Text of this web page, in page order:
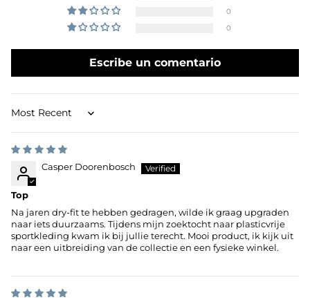
0
0
Escribe un comentario
Sort by
Casper Doorenbosch
Top
Na jaren dry-fit te hebben gedragen, wilde ik graag upgraden
naar iets duurzaams. Tijdens mijn zoektocht naar plasticvrije
sportkleding kwam ik bij jullie terecht. Mooi product, ik kijk uit
naar een uitbreiding van de collectie en een fysieke winkel.